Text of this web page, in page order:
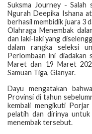
Suksma Journey - Salah
Ngurah Deepika Ishana
berhasil membidik juara 3
Olahraga Menembak
dan laki-laki yang
dalam rangka seleksi
Perlombaan ini diadakan
Maret dan 19 Maret
Samuan Tiga, Gianyar.
Dayu mengatakan
Provinsi di tahun
kembali mengikuti
pelatih dan dirinya untuk
menembak tersebut.